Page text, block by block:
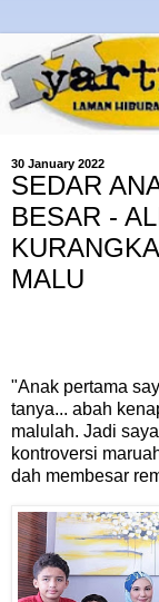
30 January 2022
SEDAR
BESAR -
MALU
"Anak pertama
tanya... abah
malulah. Jadi
kontroversi
dah membesar